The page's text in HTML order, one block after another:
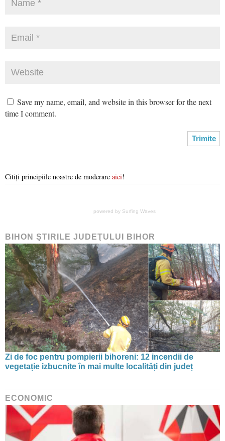
Save my name, email, and website in this browser for the next
time I comment.
Citiți principiile noastre de moderare aici!
powered by Surfing Waves
BIHON ŞTIRILE JUDEŢULUI BIHOR
Zi de foc pentru pompierii bihoreni: 12 incendii de
vegetație izbucnite în mai multe localități din județ
ECONOMIC